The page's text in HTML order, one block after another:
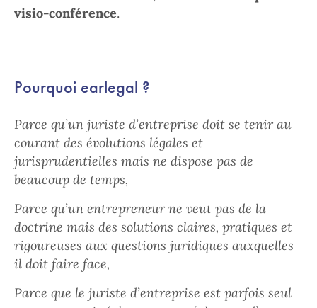
visio-conférence.
Pourquoi earlegal ?
Parce qu’un juriste d’entreprise doit se tenir au
courant des évolutions légales et
jurisprudentielles mais ne dispose pas de
beaucoup de temps,
Parce qu’un entrepreneur ne veut pas de la
doctrine mais des solutions claires, pratiques et
rigoureuses aux questions juridiques auxquelles
il doit faire face,
Parce que le juriste d’entreprise est parfois seul